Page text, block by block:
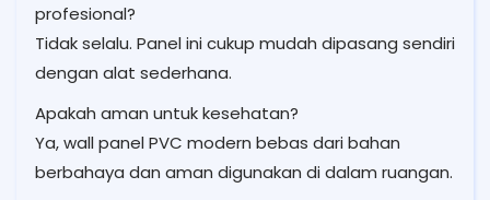
profesional?
Tidak selalu. Panel ini cukup mudah dipasang sendiri
dengan alat sederhana.
Apakah aman untuk kesehatan?
Ya, wall panel PVC modern bebas dari bahan
berbahaya dan aman digunakan di dalam ruangan.